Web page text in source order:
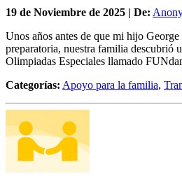
19 de Noviembre de 2025 | De:
Unos años antes de que mi hijo George
preparatoria, nuestra familia descubrió
Olimpiadas Especiales llamado
Categorías: Apoyo para la familia,